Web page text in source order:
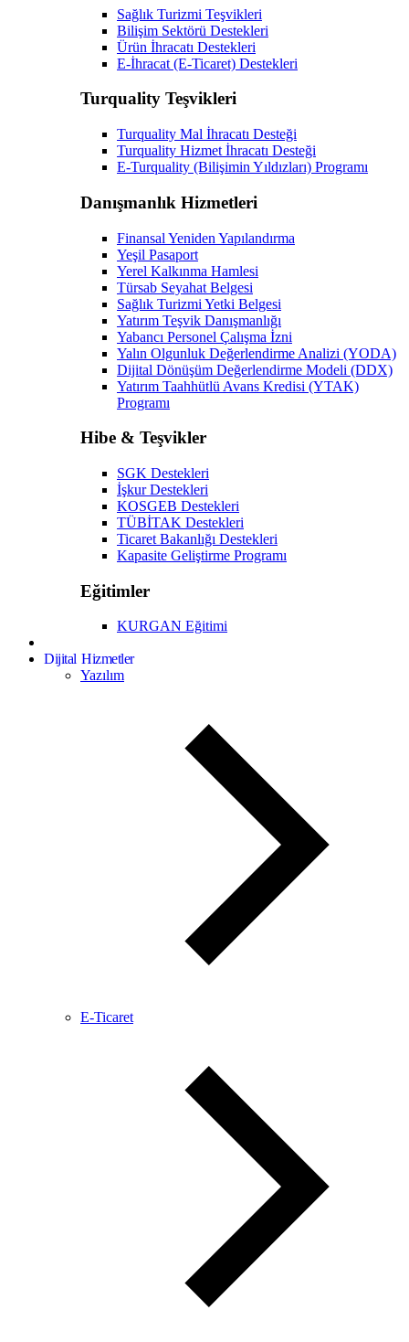
Sağlık Turizmi Teşvikleri
Bilişim Sektörü Destekleri
Ürün İhracatı Destekleri
E-İhracat (E-Ticaret) Destekleri
Turquality Teşvikleri
Turquality Mal İhracatı Desteği
Turquality Hizmet İhracatı Desteği
E-Turquality (Bilişimin Yıldızları) Programı
Danışmanlık Hizmetleri
Finansal Yeniden Yapılandırma
Yeşil Pasaport
Yerel Kalkınma Hamlesi
Türsab Seyahat Belgesi
Sağlık Turizmi Yetki Belgesi
Yatırım Teşvik Danışmanlığı
Yabancı Personel Çalışma İzni
Yalın Olgunluk Değerlendirme Analizi (YODA)
Dijital Dönüşüm Değerlendirme Modeli (DDX)
Yatırım Taahhütlü Avans Kredisi (YTAK)
Programı
Hibe & Teşvikler
SGK Destekleri
İşkur Destekleri
KOSGEB Destekleri
TÜBİTAK Destekleri
Ticaret Bakanlığı Destekleri
Kapasite Geliştirme Programı
Eğitimler
KURGAN Eğitimi
Dijital Hizmetler
Yazılım
E-Ticaret